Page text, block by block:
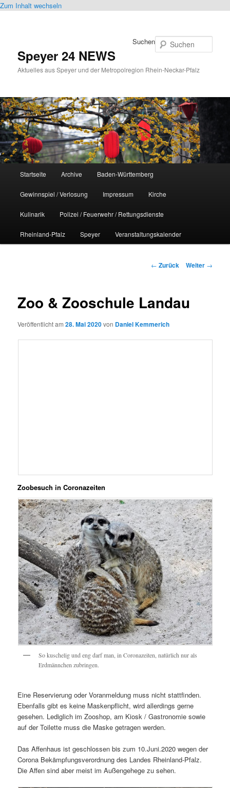
Zum Inhalt wechseln
Speyer 24 NEWS
Aktuelles aus Speyer und der Metropolregion Rhein-Neckar-Pfalz
Suchen
Startseite Archive Baden-Württemberg
Gewinnspiel / Verlosung Impressum Kirche
Kulinarik Polizei / Feuerwehr / Rettungsdienste
Rheinland-Pfalz Speyer Veranstaltungskalender
Beitrags-
← Zurück Weiter →
Zoo & Zooschule Landau
Veröffentlicht am28. Mai 2020von Daniel Kemmerich
Zoobesuch in Coronazeiten
So kuschelig und eng darf man, in Coronazeiten, natürlich nur als
Erdmännchen zubringen.
Eine Reservierung oder Voranmeldung muss nicht stattfinden.
Ebenfalls gibt es keine Maskenpflicht, wird allerdings gerne
gesehen. Lediglich im Zooshop, am Kiosk / Gastronomie sowie
auf der Toilette muss die Maske getragen werden.
Das Affenhaus ist geschlossen bis zum 10.Juni.2020 wegen der
Corona Bekämpfungsverordnung des Landes Rheinland-Pfalz.
Die Affen sind aber meist im Außengehege zu sehen.